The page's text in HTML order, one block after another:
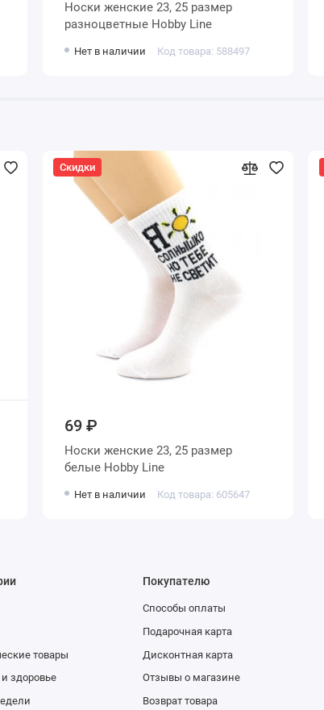
Носки женские 23, 25 размер
разноцветные Hobby Line
Нет в наличии Код товара: 588497
Скидки
69 ₽
Носки женские 23, 25 размер
белые Hobby Line
Нет в наличии Код товара: 605647
товары
и здоровье
Покупателю
Способы оплаты
Подарочная карта
Дисконтная карта
Отзывы о магазине
Возврат товара